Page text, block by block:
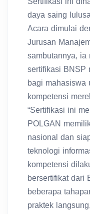
daya saing
Acara dimulai
Jurusan
sambutannya, ia
sertifikasi BNSP
bagi mahasiswa
kompetensi
“Sertifikasi ini
POLGAN
nasional dan
teknologi
kompetensi
bersertifikat dari
beberapa
praktek